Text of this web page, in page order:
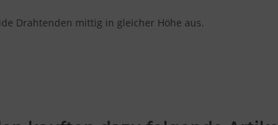
Drahtenden mittig in gleicher Höhe aus.